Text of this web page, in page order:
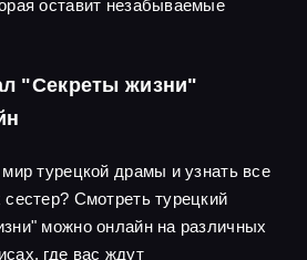
оставит незабываемые
"Секреты жизни"
турецкой драмы и узнать все
Смотреть турецкий
можно онлайн на различных
где вас ждут